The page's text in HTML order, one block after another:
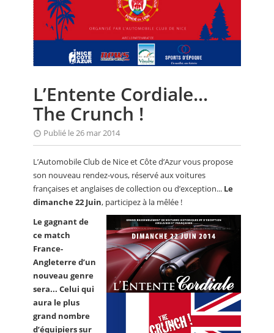
CALENDRIER
ANNUAIRES
PETITES ANNONCES
L’Entente Cordiale...
The Crunch !
Publié le 26 mar 2014
L’Automobile Club de Nice et Côte d’Azur vous propose
son nouveau rendez-vous, réservé aux voitures
françaises et anglaises de collection ou d’exception... Le
dimanche 22 Juin, participez à la mêlée !
Le gagnant de
ce match
France-
Angleterre d’un
nouveau genre
sera... Celui qui
aura le plus
grand nombre
d’équipiers sur